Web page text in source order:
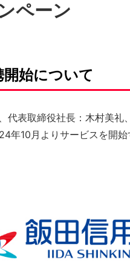
ペーン
始について
表取締役社長：木村美礼
年10月よりサービスを開